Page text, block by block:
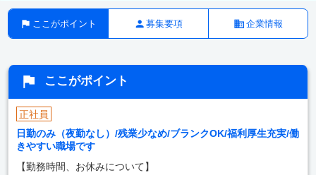
ここがポイント 募集要項 企業情報
ここがポイント
正社員
日勤のみ（夜勤なし）/残業少なめ/ブランクOK/福利厚生充実/働
きやすい職場です
【勤務時間、お休みについて】